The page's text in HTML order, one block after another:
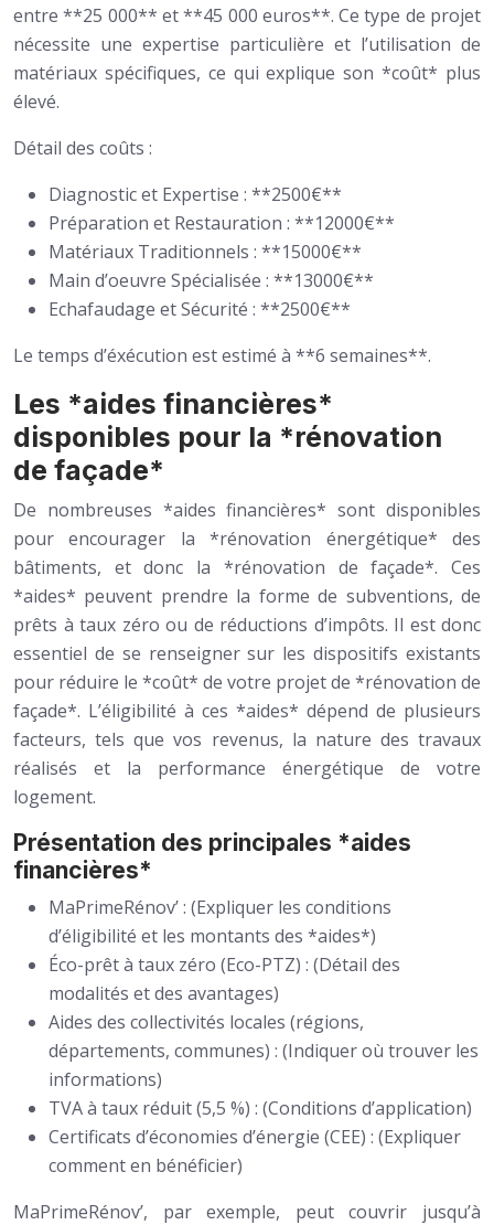
entre **25 000** et **45 000 euros**. Ce type de projet
nécessite une expertise particulière et l’utilisation de
matériaux spécifiques, ce qui explique son *coût* plus
élevé.
Détail des coûts :
Diagnostic et Expertise : **2500€**
Préparation et Restauration : **12000€**
Matériaux Traditionnels : **15000€**
Main d’oeuvre Spécialisée : **13000€**
Echafaudage et Sécurité : **2500€**
Le temps d’éxécution est estimé à **6 semaines**.
Les *aides financières*
disponibles pour la *rénovation
de façade*
De nombreuses *aides financières* sont disponibles
pour encourager la *rénovation énergétique* des
bâtiments, et donc la *rénovation de façade*. Ces
*aides* peuvent prendre la forme de subventions, de
prêts à taux zéro ou de réductions d’impôts. Il est donc
essentiel de se renseigner sur les dispositifs existants
pour réduire le *coût* de votre projet de *rénovation de
façade*. L’éligibilité à ces *aides* dépend de plusieurs
facteurs, tels que vos revenus, la nature des travaux
réalisés et la performance énergétique de votre
logement.
Présentation des principales *aides
financières*
MaPrimeRénov’ : (Expliquer les conditions
d’éligibilité et les montants des *aides*)
Éco-prêt à taux zéro (Eco-PTZ) : (Détail des
modalités et des avantages)
Aides des collectivités locales (régions,
départements, communes) : (Indiquer où trouver les
informations)
TVA à taux réduit (5,5 %) : (Conditions d’application)
Certificats d’économies d’énergie (CEE) : (Expliquer
comment en bénéficier)
MaPrimeRénov’, par exemple, peut couvrir jusqu’à